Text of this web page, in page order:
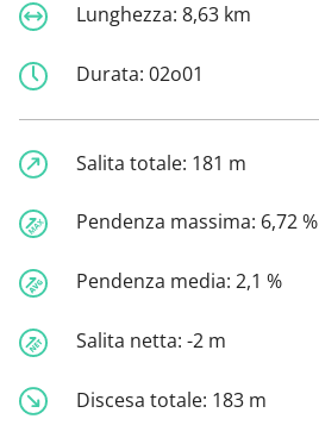
Lunghezza: 8,63 km
Durata: 02o01
Salita totale: 181 m
Pendenza massima: 6,72 %
Pendenza media: 2,1 %
Salita netta: -2 m
Discesa totale: 183 m